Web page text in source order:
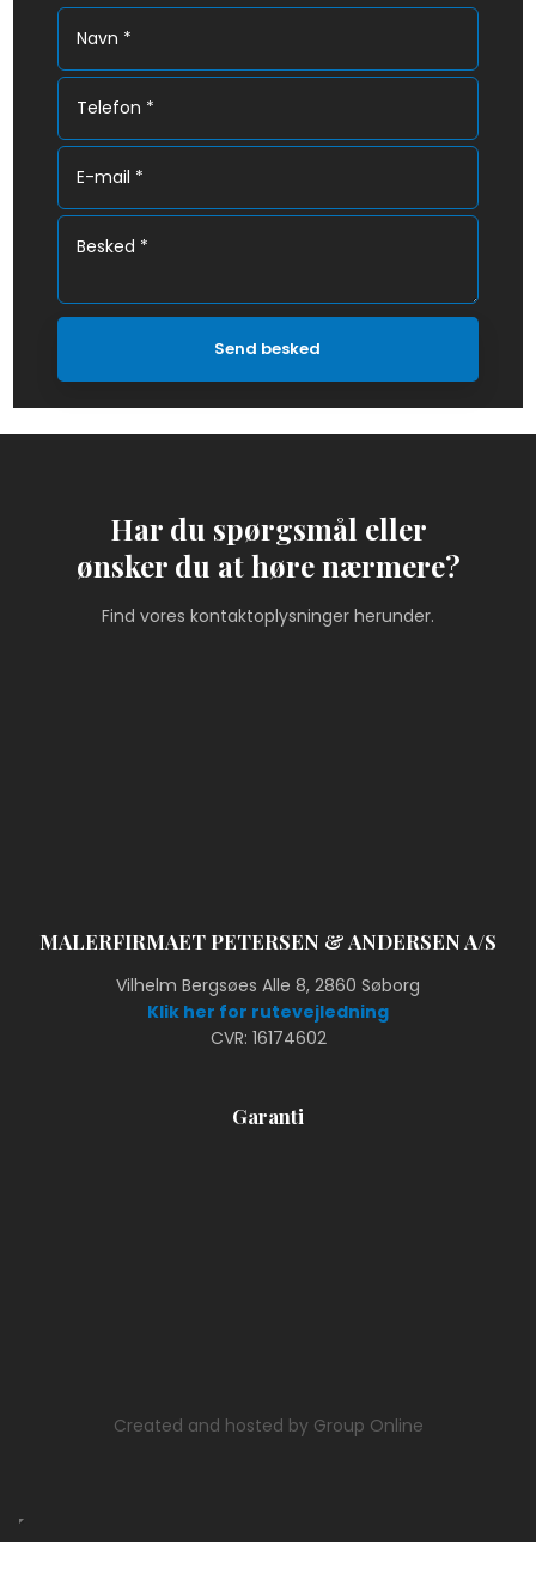
Har du spørgsmål eller
​ønsker du at høre nærmere?
Find vores kontaktoplysninger herunder.
MALERFIRMAET PETERSEN & ANDERSEN A/S
Vilhelm Bergsøes Alle 8, 2860 Søborg
Klik her for rutevejledning
CVR: 16174602
Garanti​
Created and hosted by Group Online